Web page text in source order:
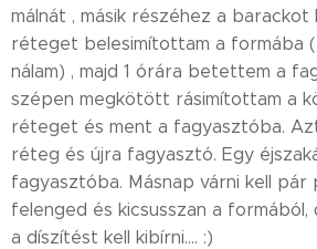
málnát , másik részéhez a barackot
réteget belesimítottam a formába
nálam) , majd 1 órára betettem a
szépen megkötött rásimítottam a
réteget és ment a fagyasztóba.
réteg és újra fagyasztó. Egy
fagyasztóba. Másnap várni kell pár
felenged és kicsusszan a formából,
a díszítést kell kibírni.... :)